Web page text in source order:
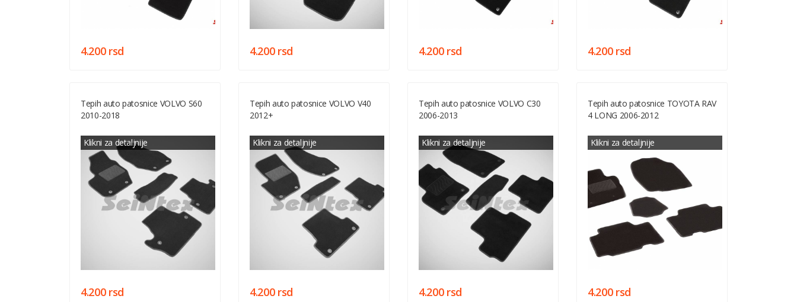
4.200 rsd 4.200 rsd 4.200 rsd 4.200 rsd
Tepih auto patosnice VOLVO S60
2010-2018
Klikni za detaljnije
4.200 rsd
Tepih auto patosnice VOLVO V40
2012+
Klikni za detaljnije
4.200 rsd
Tepih auto patosnice VOLVO C30
2006-2013
Klikni za detaljnije
4.200 rsd
Tepih auto patosnice TOYOTA RAV
4 LONG 2006-2012
Klikni za detaljnije
4.200 rsd